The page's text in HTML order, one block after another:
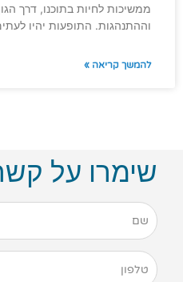
ממשיכות לחיות בתוכנו, דרך
וההתנהגות. התופעות יהיו
להמשך קריאה »
שימרו על